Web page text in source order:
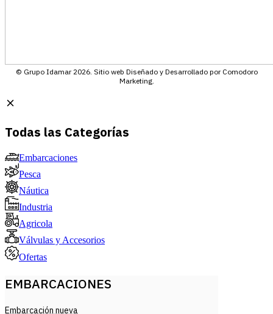
© Grupo Idamar 2026. Sitio web Diseñado y Desarrollado por Comodoro
Marketing.
Todas las Categorías
Embarcaciones
Pesca
Náutica
Industria
Agricola
Válvulas y Accesorios
Ofertas
EMBARCACIONES
Embarcación nueva